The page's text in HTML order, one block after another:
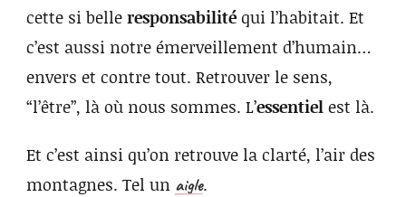
cette si belleresponsabilitéqui l’habitait. Et
c’est aussi notre émerveillement d’humain…
envers et contre tout. Retrouver le sens,
“l’être”, là où nous sommes. L’essentielest là.
Et c’est ainsi qu’on retrouve la clarté, l’air des
montagnes. Tel un aigle.